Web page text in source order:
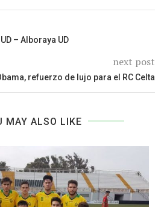
– Alboraya UD
next post
refuerzo de lujo para el RC Celta
MAY ALSO LIKE